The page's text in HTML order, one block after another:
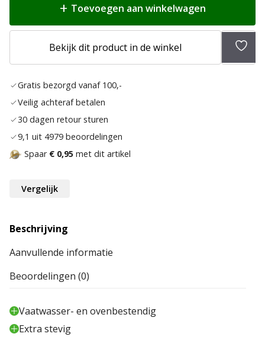
Toevoegen aan winkelwagen
Bekijk dit product in de winkel
Gratis bezorgd vanaf 100,-
Veilig achteraf betalen
30 dagen retour sturen
9,1 uit 4979 beoordelingen
Spaar € 0,95 met dit artikel
Vergelijk
Beschrijving
Aanvullende informatie
Beoordelingen (0)
Vaatwasser- en ovenbestendig
Extra stevig